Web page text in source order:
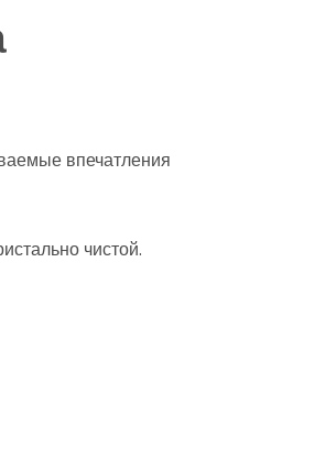
впечатления
чистой.